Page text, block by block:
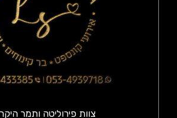
צוות פירוליטה ותמר